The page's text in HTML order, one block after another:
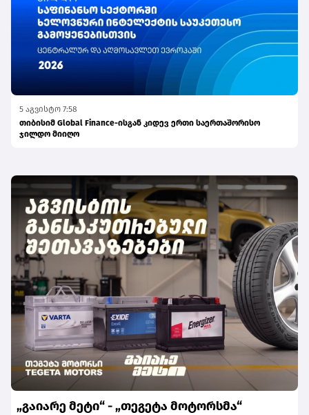
5 აგვისტო 7:58
თიბისიმ Global Finance-ისგან კიდევ ერთი საერთაშორისო
ჯილდო მიიღო
„გაიარე მეტი“ - „თეგეტა მოტორსმა“